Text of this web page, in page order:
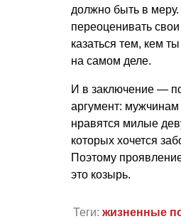
должно быть в
переоценивать
казаться тем, кем
на самом деле.
И в заключение —
аргумент:
нравятся милые
которых хочется
Поэтому
это козырь.
Теги: жизненные